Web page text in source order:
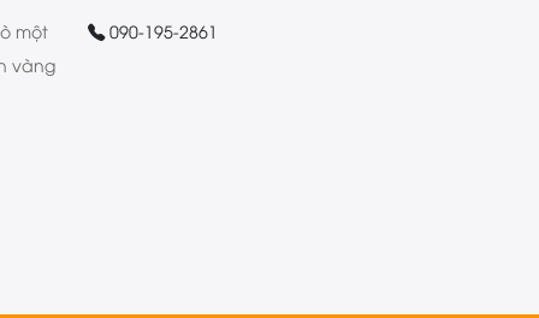
một
vàng
090-195-2861